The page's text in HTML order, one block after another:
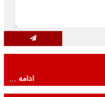
ادامه ...